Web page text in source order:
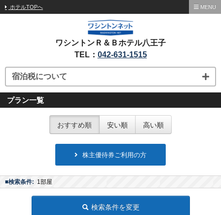
ホテルTOPへ MENU
ワシントンＲ＆Ｂホテル八王子
TEL： 042-631-1515
宿泊税について
プラン一覧
おすすめ順 安い順 高い順
株主優待券ご利用の方
■検索条件: 1部屋
検索条件を変更